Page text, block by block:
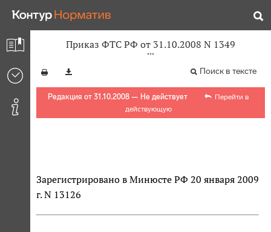
Приказ ФТС РФ от 31.10.2008 N 1349
Поиск в тексте
Редакция от 31.10.2008 — Не действует
Перейти в
действующую
Зарегистрировано в Минюсте РФ 20 января 2009
г. N 13126